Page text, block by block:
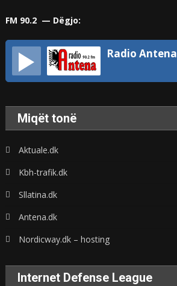
FM 90.2 — Dëgjo:
Miqët tonë
Aktuale.dk
Kbh-trafik.dk
Sllatina.dk
Antena.dk
Nordicway.dk – hosting
Internet Defense League